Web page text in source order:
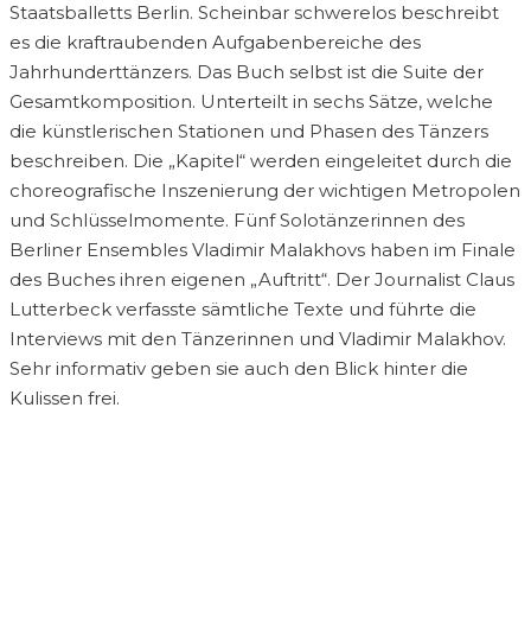
Staatsballetts Berlin. Scheinbar schwerelos beschreibt
es die kraftraubenden Aufgabenbereiche des
Jahrhunderttänzers. Das Buch selbst ist die Suite der
Gesamtkomposition. Unterteilt in sechs Sätze, welche
die künstlerischen Stationen und Phasen des Tänzers
beschreiben. Die „Kapitel“ werden eingeleitet durch die
choreografische Inszenierung der wichtigen Metropolen
und Schlüsselmomente. Fünf Solotänzerinnen des
Berliner Ensembles Vladimir Malakhovs haben im Finale
des Buches ihren eigenen „Auftritt“. Der Journalist Claus
Lutterbeck verfasste sämtliche Texte und führte die
Interviews mit den Tänzerinnen und Vladimir Malakhov.
Sehr informativ geben sie auch den Blick hinter die
Kulissen frei.